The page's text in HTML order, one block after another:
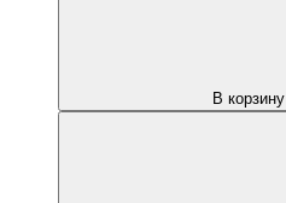
В корзину